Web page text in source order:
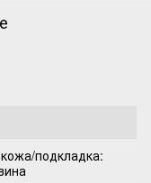
подкладка: